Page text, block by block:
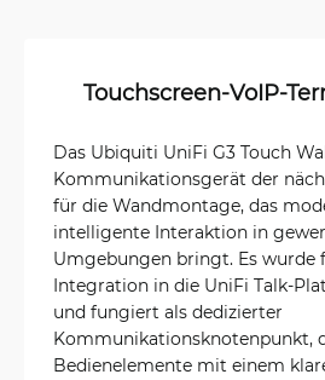
Touchscreen-VoIP-
Das Ubiquiti UniFi G3 Touch
Kommunikationsgerät der
für die Wandmontage, das
intelligente Interaktion in
Umgebungen bringt. Es wurde
Integration in die UniFi Talk-
und fungiert als dedizierter
Kommunikationsknotenpunkt,
Bedienelemente mit einem